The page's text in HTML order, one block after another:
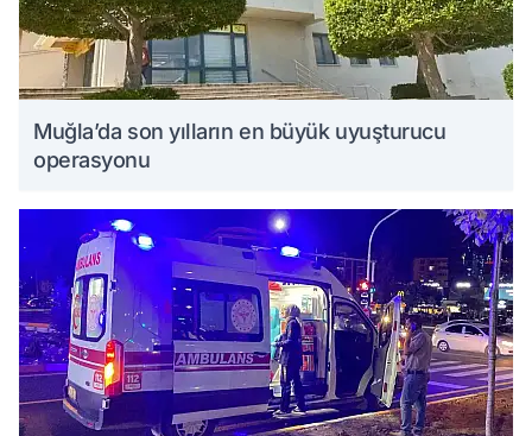
Muğla’da son yılların en büyük uyuşturucu
operasyonu